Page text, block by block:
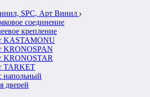
SPC, Арт Винил
соединение
крепление
KASTAMONU
KRONOSPAN
KRONOSTAR
TARKET
напольный
дверей